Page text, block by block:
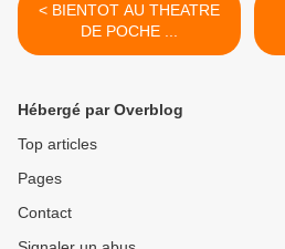
< BIENTOT AU THEATRE
DE POCHE ...
Hébergé par Overblog
Top articles
Pages
Contact